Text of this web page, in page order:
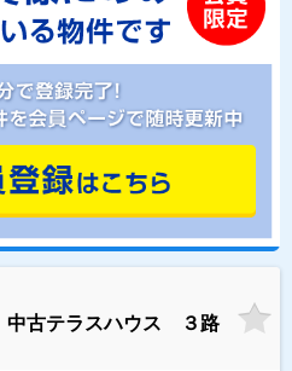
古テラスハウス ３路